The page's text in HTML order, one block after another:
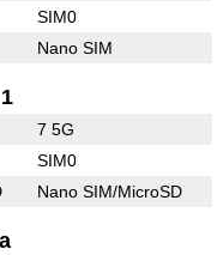
SIM0
Nano SIM
7 5G
SIM0
Nano SIM/MicroSD